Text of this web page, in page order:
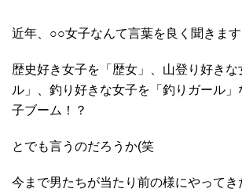
近年、○○女子なんて言葉を良く聞きます
歴史好き女子を「歴女」、山登り好きな
ル」、釣り好きな女子を「釣りガール
子ブーム！？
とでも言うのだろうか(笑
今まで男たちが当たり前の様にやって